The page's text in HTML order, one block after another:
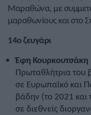
Μαραθώνα, με
μαραθωνίους και στο
14ο ζευγάρι
Έφη Κουρκουτσάκη
Πρωταθλήτρια του
σε Ευρωπαϊκό και
βάδην (το 2021 και
σε διεθνείς